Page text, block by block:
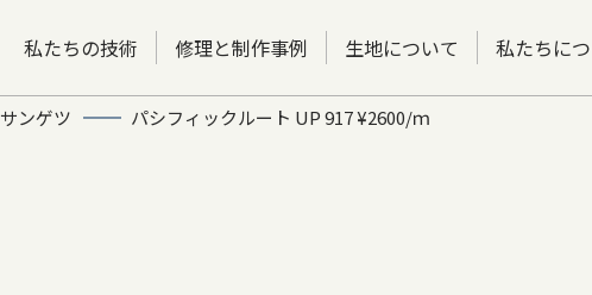
私たちの技術 修理と制作事例 生地について 私たちに
サンゲツ パシフィックルート UP 917 ¥2600/ｍ